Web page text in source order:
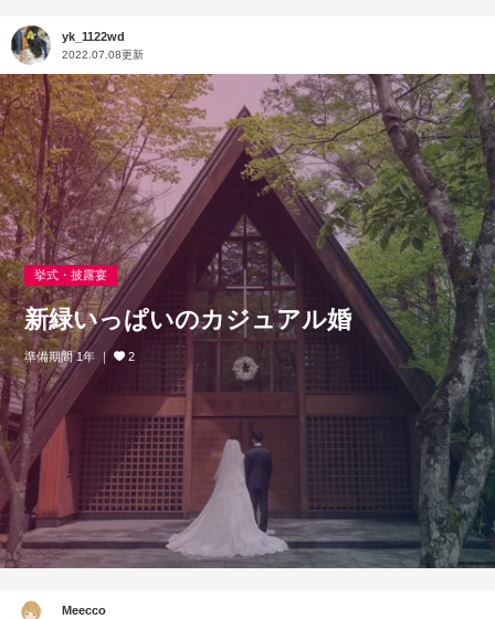
yk_1122wd
2022.07.08更新
挙式・披露宴
新緑いっぱいのカジュアル婚
準備期間 1年 2
Meecco